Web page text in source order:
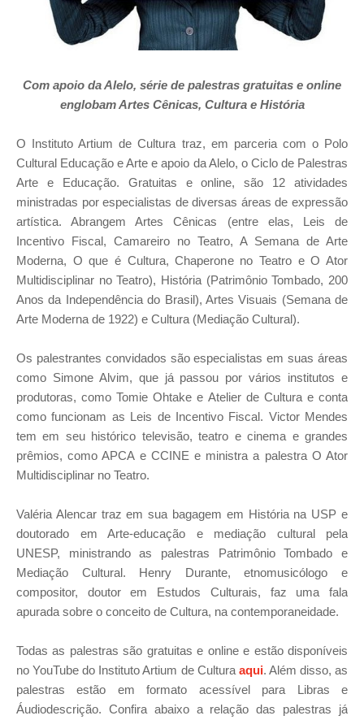
Com apoio da Alelo, série de palestras gratuitas e online
englobam Artes Cênicas, Cultura e História
O Instituto Artium de Cultura traz, em parceria com o Polo
Cultural Educação e Arte e apoio da Alelo, o Ciclo de Palestras
Arte e Educação. Gratuitas e online, são 12 atividades
ministradas por especialistas de diversas áreas de expressão
artística. Abrangem Artes Cênicas (entre elas, Leis de
Incentivo Fiscal, Camareiro no Teatro, A Semana de Arte
Moderna, O que é Cultura, Chaperone no Teatro e O Ator
Multidisciplinar no Teatro), História (Patrimônio Tombado, 200
Anos da Independência do Brasil), Artes Visuais (Semana de
Arte Moderna de 1922) e Cultura (Mediação Cultural).
Os palestrantes convidados são especialistas em suas áreas
como Simone Alvim, que já passou por vários institutos e
produtoras, como Tomie Ohtake e Atelier de Cultura e conta
como funcionam as Leis de Incentivo Fiscal. Victor Mendes
tem em seu histórico televisão, teatro e cinema e grandes
prêmios, como APCA e CCINE e ministra a palestra O Ator
Multidisciplinar no Teatro.
Valéria Alencar traz em sua bagagem em História na USP e
doutorado em Arte-educação e mediação cultural pela
UNESP, ministrando as palestras Patrimônio Tombado e
Mediação Cultural. Henry Durante, etnomusicólogo e
compositor, doutor em Estudos Culturais, faz uma fala
apurada sobre o conceito de Cultura, na contemporaneidade.
Todas as palestras são gratuitas e online e estão disponíveis
no YouTube do Instituto Artium de Cultura aqui. Além disso, as
palestras estão em formato acessível para Libras e
Áudiodescrição. Confira abaixo a relação das palestras já